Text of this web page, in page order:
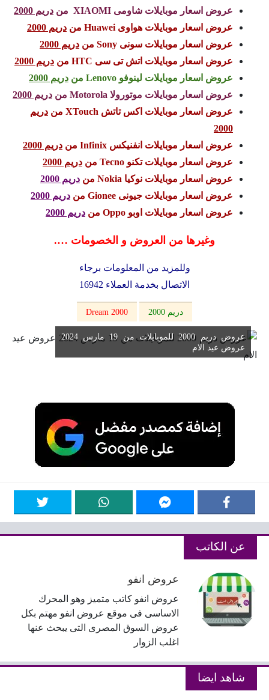
عروض اسعار موبايلات شاومى XIAOMI من
دريم 2000
عروض اسعار موبايلات هواوى Huawei من
دريم 2000
عروض اسعار موبايلات سونى Sony من
دريم 2000
عروض اسعار موبايلات اتش تى سى HTC من
دريم 2000
عروض اسعار موبايلات لينوفو Lenovo من
دريم 2000
عروض اسعار موبايلات موتورولا Motorola من
دريم 2000
عروض اسعار موبايلات اكس تاتش XTouch من
دريم
2000
عروض اسعار موبايلات انفنيكس Infinix من
دريم 2000
عروض اسعار موبايلات تكنو Tecno من
دريم 2000
عروض اسعار موبايلات نوكيا Nokia من
دريم 2000
عروض اسعار موبايلات جيونى Gionee من
دريم 2000
عروض اسعار موبايلات اوبو Oppo من
دريم 2000
وغيرها من العروض و الخصومات ….
وللمزيد من المعلومات برجاء
الاتصال بخدمة العملاء 16942
دريم 2000 Dream 2000
عروض دريم 2000 للموبايلات من 19 مارس 2024
عروض عيد الام
عن الكاتب
عروض انفو
عروض انفو كاتب متميز وهو المحرك
الاساسى فى موقع عروض انفو مهتم بكل
عروض السوق المصرى التى يبحث عنها
اغلب الزوار
شاهد ايضا